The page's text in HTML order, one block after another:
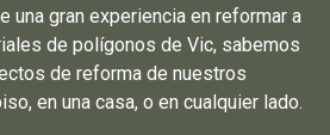
una gran experiencia en reformar a
de polígonos de Vic, sabemos
de reforma de nuestros
en una casa, o en cualquier lado.